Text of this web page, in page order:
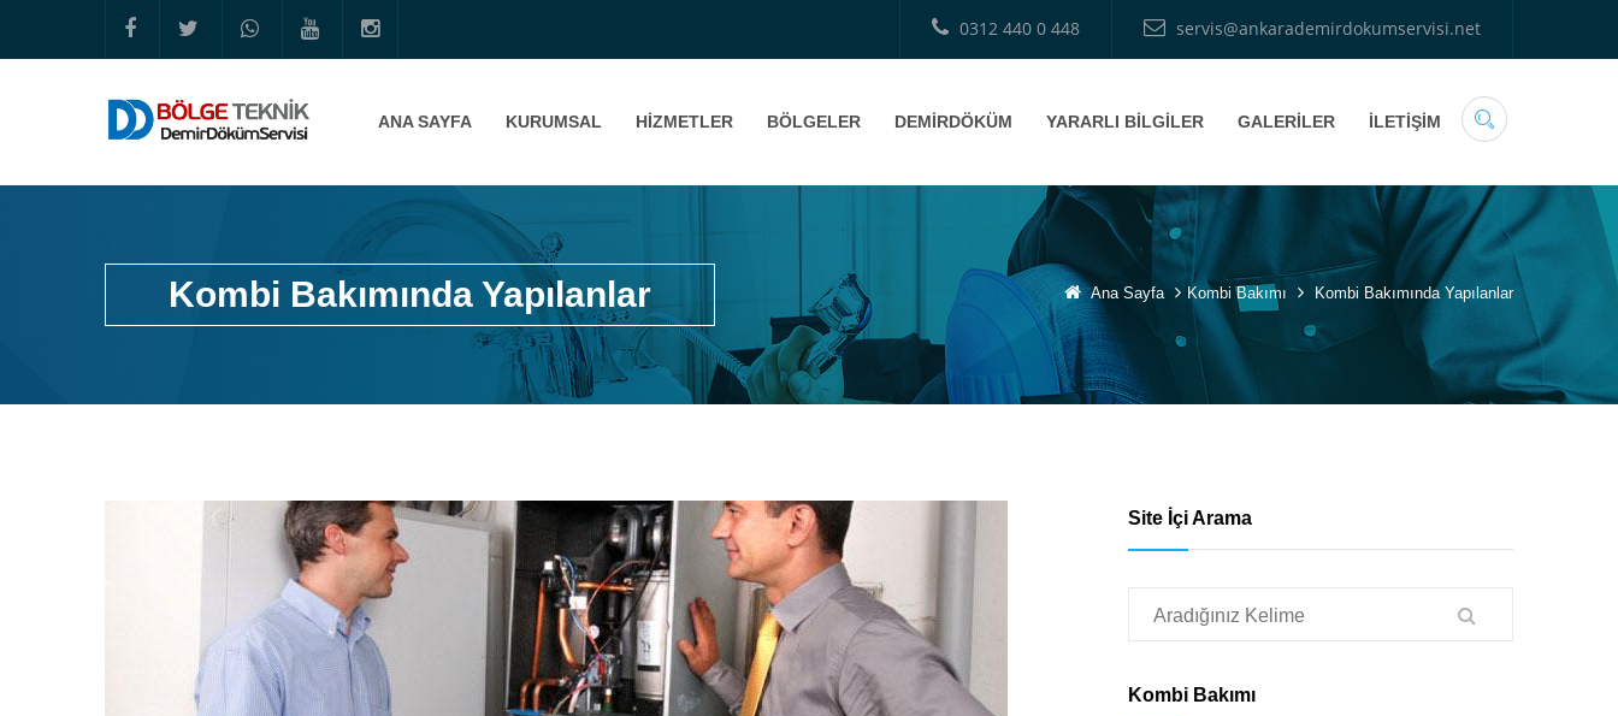
0312 440 0 448 servis@ankarademirdokumservisi.net
ANA SAYFA KURUMSAL HİZMETLER BÖLGELER DEMİRDÖKÜM YARARLI BİLGİLER GALERİLER İLETİŞİM
Kombi Bakımında Yapılanlar Ana Sayfa Kombi Bakımı Kombi Bakımında Yapılanlar
Site İçi Arama
Kombi Bakımı